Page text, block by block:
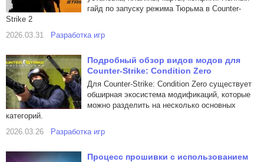
гайд по запуску режима Тюрьма в Counter-
Strike 2
2026.03.31
Разработка игр
Подробный обзор видов модов для
Counter-Strike: Condition Zero
Для Counter-Strike: Condition Zero существует
обширная экосистема модификаций, которые
можно разделить на несколько основных
категорий.
2026.03.26
Разработка игр
Процесс прошивки с использованием